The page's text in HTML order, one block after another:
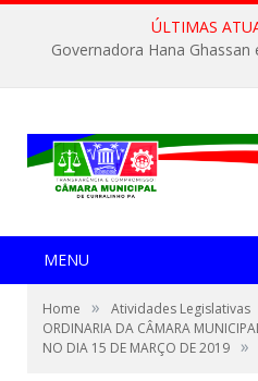
ÚLTIMAS
Governadora Hana Ghassan
MENU
Home » Atividades Legislativas
ORDINARIA DA CÂMARA
NO DIA 15 DE MARÇO DE 2019 »